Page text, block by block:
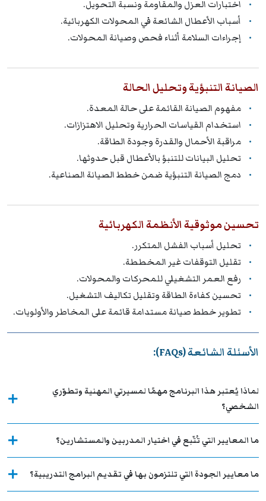
اختبارات العزل والمقاومة ونسبة التحويل.
أسباب الأعطال الشائعة في المحولات الكهربائية.
إجراءات السلامة أثناء فحص وصيانة المحولات.
الصيانة التنبؤية وتحليل الحالة
مفهوم الصيانة القائمة على حالة المعدة.
استخدام القياسات الحرارية وتحليل الاهتزازات.
مراقبة الأحمال والقدرة وجودة الطاقة.
تحليل البيانات للتنبؤ بالأعطال قبل حدوثها.
دمج الصيانة التنبؤية ضمن خطط الصيانة الصناعية.
تحسين موثوقية الأنظمة الكهربائية
تحليل أسباب الفشل المتكرر.
تقليل التوقفات غير المخططة.
رفع العمر التشغيلي للمحركات والمحولات.
تحسين كفاءة الطاقة وتقليل تكاليف التشغيل.
تطوير خطط صيانة مستدامة قائمة على المخاطر والأولويات.
الأسئلة الشائعة (FAQs):
لماذا يُعتبر هذا البرنامج مهمًا لمسيرتي المهنية وتطوّري
الشخصي؟
ما المعايير التي تُتّبع في اختيار المدربين والمستشارين؟
ما معايير الجودة التي تلتزمون بها في تقديم البرامج التدريبية؟